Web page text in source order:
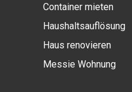
Container mieten
Haushaltsauflösung
Haus renovieren
Messie Wohnung